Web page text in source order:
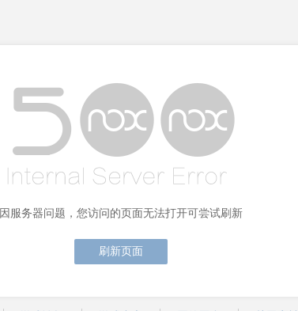
因服务器问题，您访问的页面无法打开可尝试刷新
刷新页面